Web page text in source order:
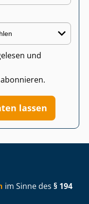
und
lassen
im Sinne des § 194